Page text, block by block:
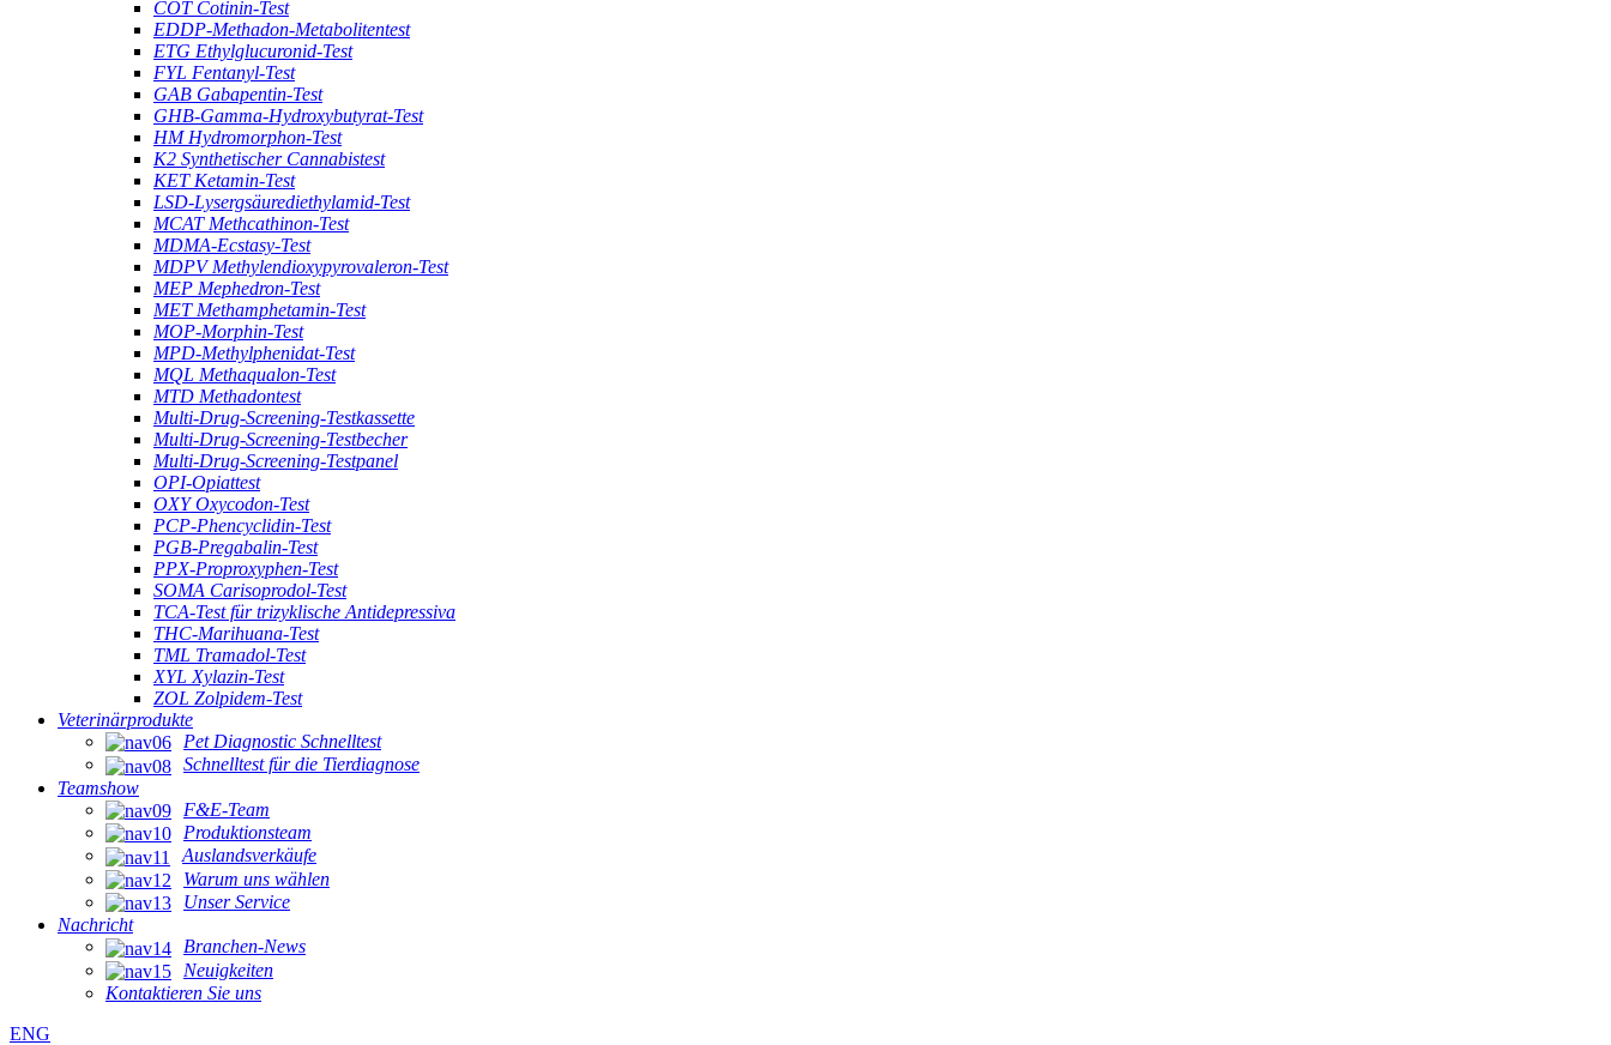
COT Cotinin-Test
EDDP-Methadon-Metabolitentest
ETG Ethylglucuronid-Test
FYL Fentanyl-Test
GAB Gabapentin-Test
GHB-Gamma-Hydroxybutyrat-Test
HM Hydromorphon-Test
K2 Synthetischer Cannabistest
KET Ketamin-Test
LSD-Lysergsäurediethylamid-Test
MCAT Methcathinon-Test
MDMA-Ecstasy-Test
MDPV Methylendioxypyrovaleron-Test
MEP Mephedron-Test
MET Methamphetamin-Test
MOP-Morphin-Test
MPD-Methylphenidat-Test
MQL Methaqualon-Test
MTD Methadontest
Multi-Drug-Screening-Testkassette
Multi-Drug-Screening-Testbecher
Multi-Drug-Screening-Testpanel
OPI-Opiattest
OXY Oxycodon-Test
PCP-Phencyclidin-Test
PGB-Pregabalin-Test
PPX-Proproxyphen-Test
SOMA Carisoprodol-Test
TCA-Test für trizyklische Antidepressiva
THC-Marihuana-Test
TML Tramadol-Test
XYL Xylazin-Test
ZOL Zolpidem-Test
Veterinärprodukte
Pet Diagnostic Schnelltest
Schnelltest für die Tierdiagnose
Teamshow
F&E-Team
Produktionsteam
Auslandsverkäufe
Warum uns wählen
Unser Service
Nachricht
Branchen-News
Neuigkeiten
Kontaktieren Sie uns
ENG